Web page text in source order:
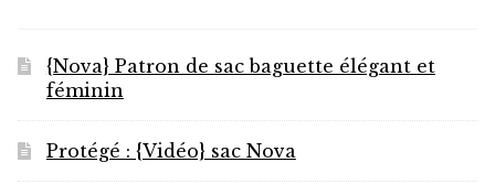
{Nova} Patron de sac baguette élégant et
féminin
Protégé : {Vidéo} sac Nova